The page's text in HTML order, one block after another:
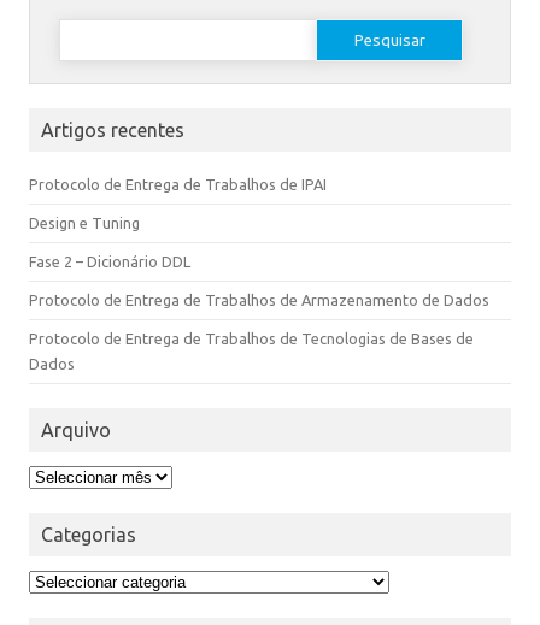
Artigos recentes
Protocolo de Entrega de Trabalhos de IPAI
Design e Tuning
Fase 2 – Dicionário DDL
Protocolo de Entrega de Trabalhos de Armazenamento de Dados
Protocolo de Entrega de Trabalhos de Tecnologias de Bases de
Dados
Arquivo
Categorias